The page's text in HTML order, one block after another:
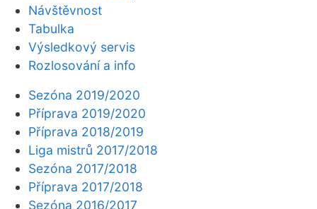
Návštěvnost
Tabulka
Výsledkový servis
Rozlosování a info
Sezóna 2019/2020
Příprava 2019/2020
Příprava 2018/2019
Liga mistrů 2017/2018
Sezóna 2017/2018
Příprava 2017/2018
Sezóna 2016/2017